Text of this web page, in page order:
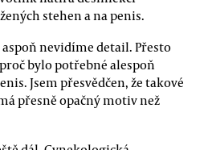
stehen a na penis.
nevidíme detail. Přesto
bylo potřebné alespoň
Jsem přesvědčen, že takové
přesně opačný motiv než